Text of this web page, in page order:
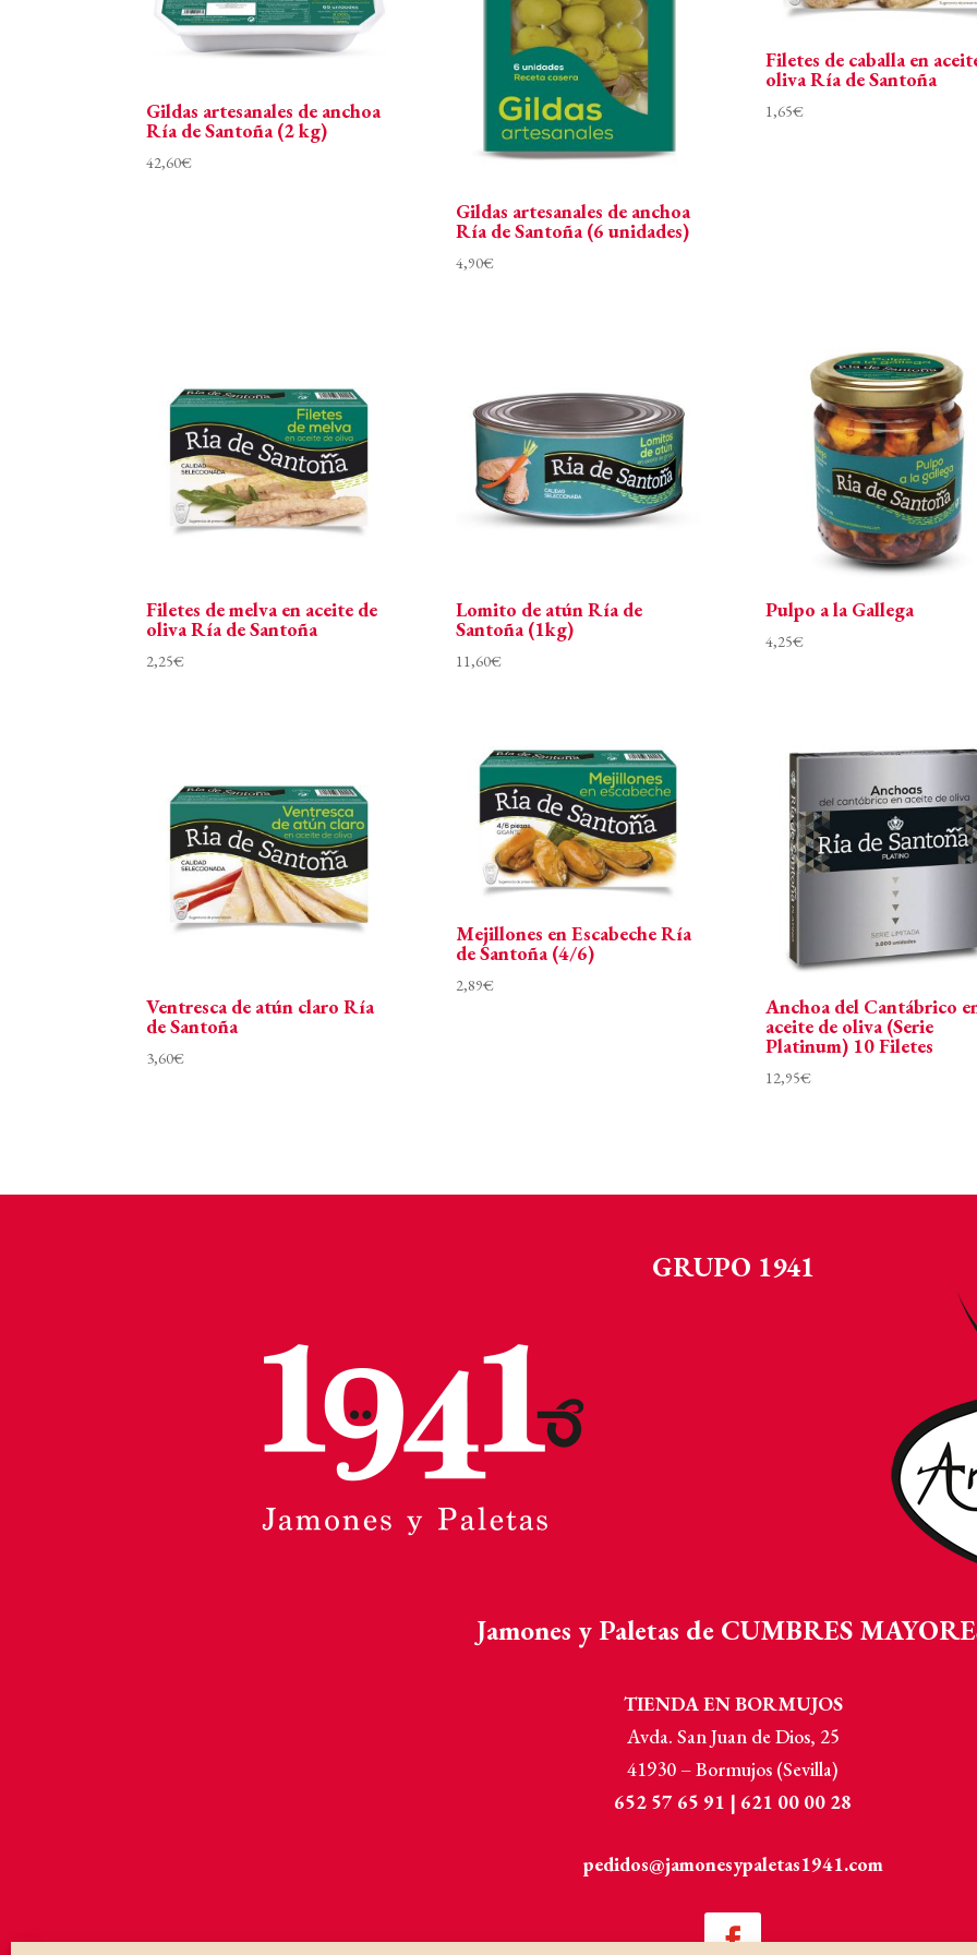
Gildas artesanales de anchoa
Ría de Santoña (2 kg)
42,60€
Gildas artesanales de anchoa
Ría de Santoña (6 unidades)
4,90€
Filetes de caballa en
oliva Ría de Santoña
1,65€
Filetes de melva en aceite de
oliva Ría de Santoña
2,25€
Lomito de atún Ría de
Santoña (1kg)
11,60€
Pulpo a la Gallega
4,25€
Ventresca de atún claro Ría
de Santoña
3,60€
Mejillones en Escabeche Ría
de Santoña (4/6)
2,89€
Anchoa del Cantábrico
aceite de oliva (Serie
Platinum) 10 Filetes
12,95€
GRUPO 1941
Jamones y Paletas de CUMBRES
TIENDA EN BORMUJOS
Avda. San Juan de Dios, 25
41930 – Bormujos (Sevilla)
652 57 65 91 | 621 00 00 28
pedidos@jamonesypaletas1941.com